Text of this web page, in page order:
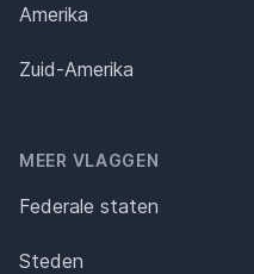
Amerika
Zuid-Amerika
MEER VLAGGEN
Federale staten
Steden